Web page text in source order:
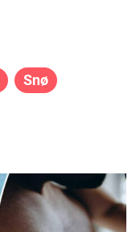
Snø